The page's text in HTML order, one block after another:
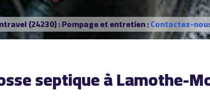
(24230) : Pompage et entretien :Contactez-
septique à Lamothe-